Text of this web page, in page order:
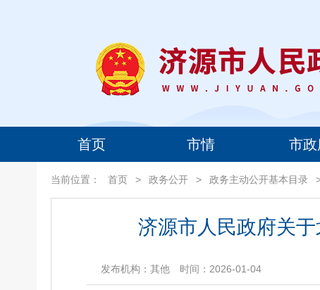
首页 市情 市政
当前位置： 首页 > 政务公开 > 政务主动公开基本目录
济源市人民政府关
发布机构：其他 时间：2026-01-04